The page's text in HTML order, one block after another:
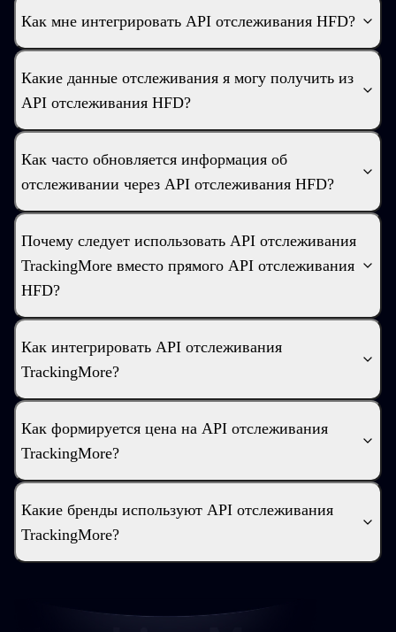
Как мне интегрировать API отслеживания HFD?
Какие данные отслеживания я могу получить из
API отслеживания HFD?
Как часто обновляется информация об
отслеживании через API отслеживания HFD?
Почему следует использовать API отслеживания
TrackingMore вместо прямого API отслеживания
HFD?
Как интегрировать API отслеживания
TrackingMore?
Как формируется цена на API отслеживания
TrackingMore?
Какие бренды используют API отслеживания
TrackingMore?